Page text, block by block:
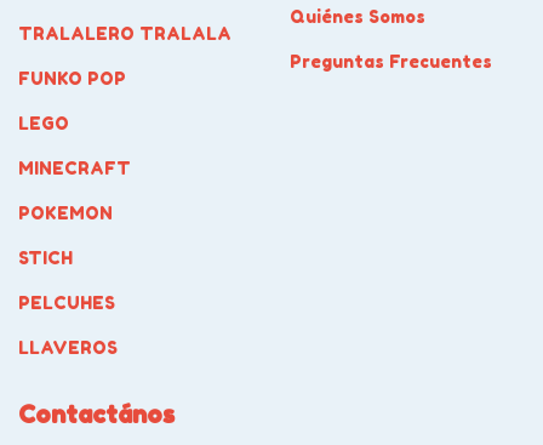
TRALALERO TRALALA
FUNKO POP
LEGO
MINECRAFT
POKEMON
STICH
PELCUHES
LLAVEROS
Quiénes Somos
Preguntas Frecuentes
Contactános